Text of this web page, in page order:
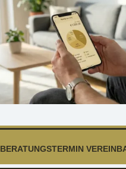
BERATUNGSTERMIN